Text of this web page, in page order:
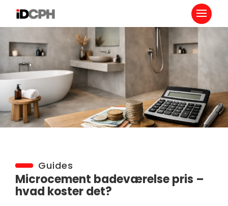
Guides
Microcement badeværelse pris –
hvad koster det?